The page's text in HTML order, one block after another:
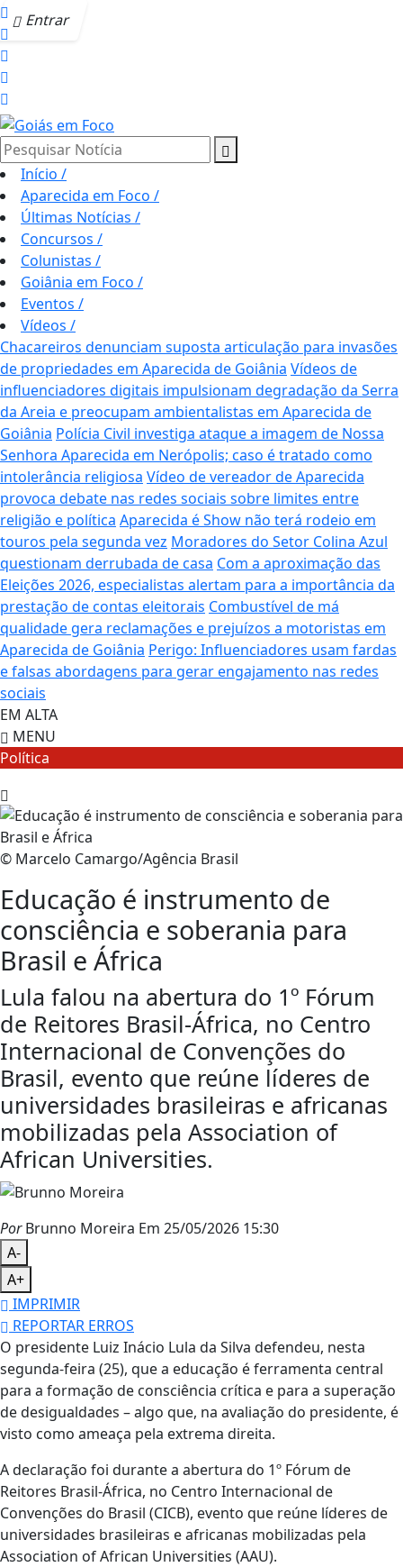
Entrar
Pesquisar Notícia
Início /
Aparecida em Foco /
Últimas Notícias /
Concursos /
Colunistas /
Goiânia em Foco /
Eventos /
Vídeos /
Chacareiros denunciam suposta articulação para invasões
de propriedades em Aparecida de Goiânia Vídeos de
influenciadores digitais impulsionam degradação da Serra
da Areia e preocupam ambientalistas em Aparecida de
Goiânia Polícia Civil investiga ataque a imagem de Nossa
Senhora Aparecida em Nerópolis; caso é tratado como
intolerância religiosa Vídeo de vereador de Aparecida
provoca debate nas redes sociais sobre limites entre
religião e política Aparecida é Show não terá rodeio em
touros pela segunda vez Moradores do Setor Colina Azul
questionam derrubada de casa Com a aproximação das
Eleições 2026, especialistas alertam para a importância da
prestação de contas eleitorais Combustível de má
qualidade gera reclamações e prejuízos a motoristas em
Aparecida de Goiânia Perigo: Influenciadores usam fardas
e falsas abordagens para gerar engajamento nas redes
sociais
EM ALTA
MENU
Política
© Marcelo Camargo/Agência Brasil
Educação é instrumento de
consciência e soberania para
Brasil e África
Lula falou na abertura do 1º Fórum
de Reitores Brasil-África, no Centro
Internacional de Convenções do
Brasil, evento que reúne líderes de
universidades brasileiras e africanas
mobilizadas pela Association of
African Universities.
PorBrunno Moreira Em 25/05/2026 15:30
A-
A+
IMPRIMIR
REPORTAR ERROS
O presidente Luiz Inácio Lula da Silva defendeu, nesta
segunda-feira (25), que a educação é ferramenta central
para a formação de consciência crítica e para a superação
de desigualdades – algo que, na avaliação do presidente, é
visto como ameaça pela extrema direita.
A declaração foi durante a abertura do 1º Fórum de
Reitores Brasil-África, no Centro Internacional de
Convenções do Brasil (CICB), evento que reúne líderes de
universidades brasileiras e africanas mobilizadas pela
Association of African Universities (AAU).